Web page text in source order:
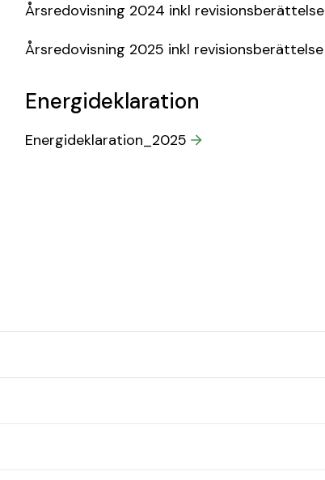
Årsredovisning 2024 inkl revisionsberättelse
Årsredovisning 2025 inkl revisionsberättelse
Energideklaration
Energideklaration_2025